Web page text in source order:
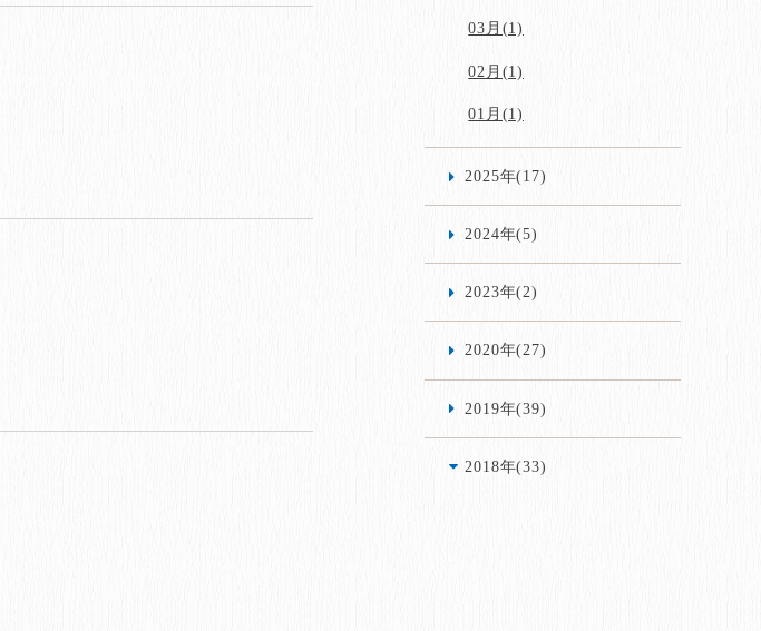
03月(1)
02月(1)
01月(1)
2025年(17)
2024年(5)
2023年(2)
2020年(27)
2019年(39)
2018年(33)